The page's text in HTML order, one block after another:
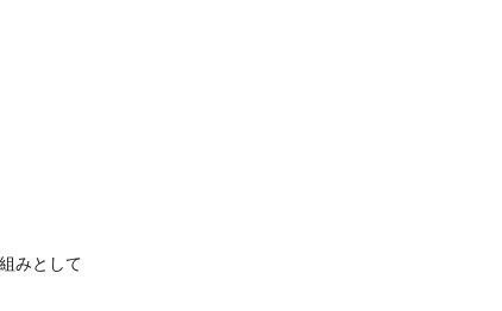
みとして